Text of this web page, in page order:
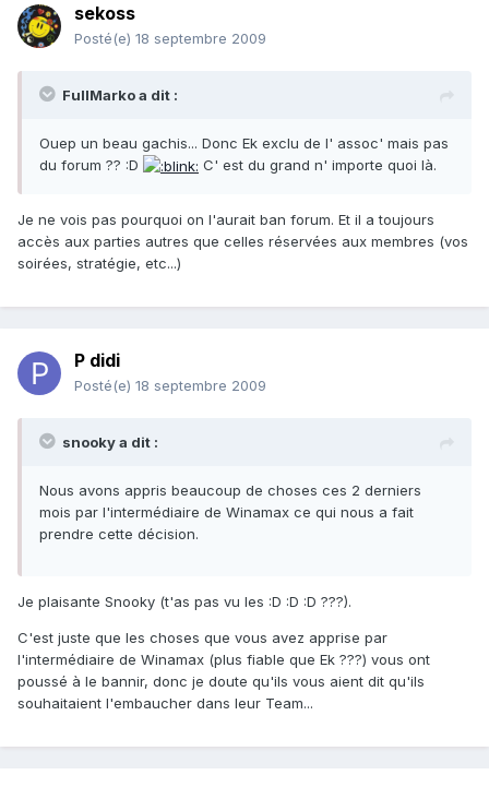
sekoss
Posté(e) 18 septembre 2009
FullMarko a dit :
Ouep un beau gachis... Donc Ek exclu de l' assoc' mais pas
du forum ?? :D
C' est du grand n' importe quoi là.
Je ne vois pas pourquoi on l'aurait ban forum. Et il a toujours
accès aux parties autres que celles réservées aux membres (vos
soirées, stratégie, etc...)
P didi
Posté(e) 18 septembre 2009
snooky a dit :
Nous avons appris beaucoup de choses ces 2 derniers
mois par l'intermédiaire de Winamax ce qui nous a fait
prendre cette décision.
Je plaisante Snooky (t'as pas vu les :D :D :D ???).
C'est juste que les choses que vous avez apprise par
l'intermédiaire de Winamax (plus fiable que Ek ???) vous ont
poussé à le bannir, donc je doute qu'ils vous aient dit qu'ils
souhaitaient l'embaucher dans leur Team...